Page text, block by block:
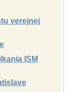
verejnej
ISM